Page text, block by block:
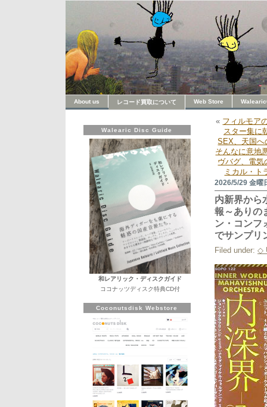
About us レコード買取について Web Store
« フィルモア
スター集に
SEX、天国へ
そんなに意地
ヴバグ、電気
ミカル・ト
2026/5/29 金曜
内新界から
報～ありの
ン・コンフ
でサンプリ
Filed under: ◇
Walearic Disc Guide
和レアリック・ディスクガイド
ココナッツディスク特典CD付
Coconutsdisk Webstore